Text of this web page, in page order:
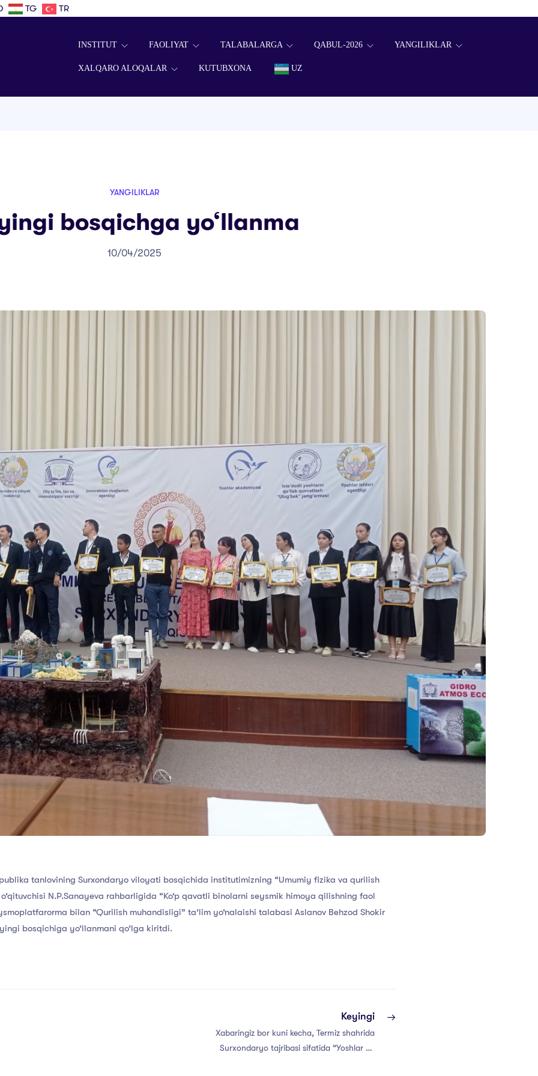
TG TR
INSTITUT FAOLIYAT TALABALARGA QABUL-2026 YANGILIKLAR
XALQARO ALOQALAR KUTUBXONA UZ
YANGILIKLAR
bosqichga yo‘llanma
10/04/2025
tanlovining Surxondaryo viloyati bosqichida institutimizning “Umumiy fizika va qurilish
N.P.Sanayeva rahbarligida “Ko‘p qavatli binolarni seysmik himoya qilishning faol
bilan “Qurilish muhandisligi” ta‘lim yo‘nalaishi talabasi Aslanov Behzod Shokir
bosqichiga yo‘llanmani qo‘lga kiritdi.
Keyingi
Xabaringiz bor kuni kecha, Termiz shahrida
Surxondaryo tajribasi sifatida “Yoshlar va